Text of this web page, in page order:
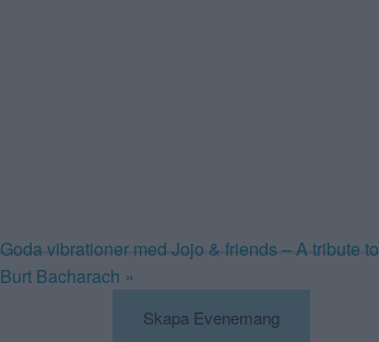
Goda vibrationer med Jojo & friends – A tribute to
Burt Bacharach »
Skapa Evenemang